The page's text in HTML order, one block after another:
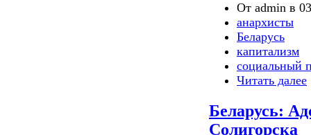
От admin в
анархисты
Беларусь
капитализм
социальный
Читать далее
Беларусь:
Солигорска